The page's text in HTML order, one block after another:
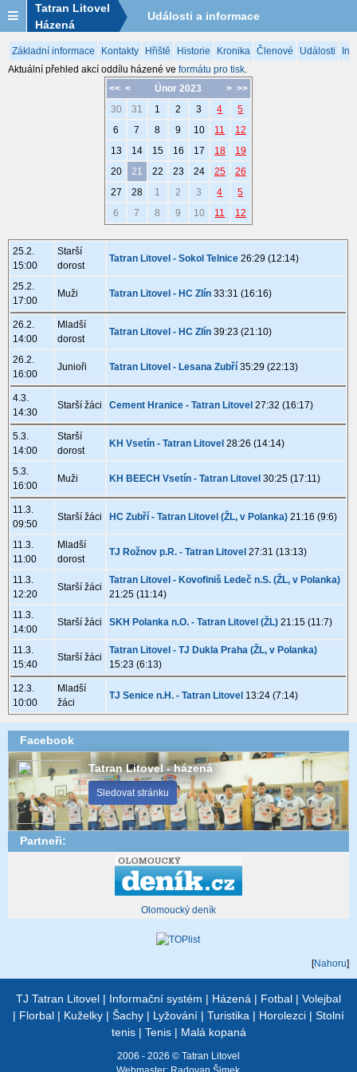
Tatran Litovel
Házená
Události a informace
Základní informace Kontakty Hřiště Historie Kronika Členové Události
Aktuální přehled akcí oddílu házené ve formátu pro tisk.
<< < > >>
Únor 2023
30
31 1 2 3 4
5
6
7 8 9 10 11
12
13
14 15 16 17 18
19
20
21 22 23 24 25
26
27
28 1 2 3 4
5
6
7 8 9 10 11 12
25.2.
15:00
Starší
dorost
Tatran Litovel - Sokol Telnice 26:29 (12:14)
25.2.
17:00
Muži Tatran Litovel - HC Zlín 33:31 (16:16)
26.2.
14:00
Mladší
dorost
Tatran Litovel - HC Zlín 39:23 (21:10)
26.2.
16:00
Junioři Tatran Litovel - Lesana Zubří 35:29 (22:13)
4.3.
14:30
Starší žáci Cement Hranice - Tatran Litovel 27:32 (16:17)
5.3.
14:00
Starší
dorost
KH Vsetín - Tatran Litovel 28:26 (14:14)
5.3.
16:00
Muži KH BEECH Vsetín - Tatran Litovel 30:25 (17:11)
11.3.
09:50
Starší žáci HC Zubří - Tatran Litovel (ŽL, v Polanka) 21:16 (9:6)
11.3.
11:00
Mladší
dorost
TJ Rožnov p.R. - Tatran Litovel 27:31 (13:13)
11.3.
12:20
Starší žáci
Tatran Litovel - Kovofiniš Ledeč n.S. (ŽL, v Polanka)
21:25 (11:14)
11.3.
14:00
Starší žáci SKH Polanka n.O. - Tatran Litovel (ŽL) 21:15 (11:7)
11.3.
15:40
Starší žáci
Tatran Litovel - TJ Dukla Praha (ŽL, v Polanka)
15:23 (6:13)
12.3.
10:00
Mladší
žáci
TJ Senice n.H. - Tatran Litovel 13:24 (7:14)
Facebook
Tatran Litovel - házená
Sledovat stránku
Partneři:
Olomoucký deník
[Nahoru]
TJ Tatran Litovel | Informační systém | Házená | Fotbal | Volejbal
| Florbal | Kuželky | Šachy | Lyžování | Turistika | Horolezci | Stolní
tenis| Tenis| Malá kopaná
2006 - 2026 © Tatran Litovel